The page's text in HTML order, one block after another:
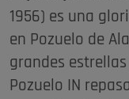
1956) es una
en Pozuelo de
grandes
Pozuelo IN